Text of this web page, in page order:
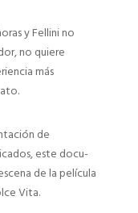
y Fellini no
no quiere
más
de
este docu-
de la película
Vita.